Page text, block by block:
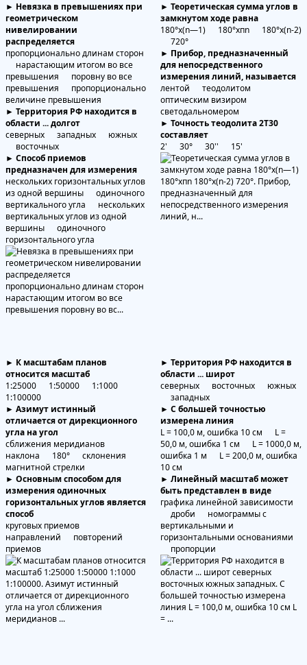
► Невязка в превышениях при
геометрическом
нивелировании
распределяется
пропорционально длинам сторон
нарастающим итогом во все
превышения поровну во все
превышения пропорционально
величине превышения
► Территория РФ находится в
области ... долгот
северных западных южных
восточных
► Способ приемов
предназначен для измерения
нескольких горизонтальных углов
из одной вершины одиночного
вертикального угла нескольких
вертикальных углов из одной
вершины одиночного
горизонтального угла
► Теоретическая сумма углов в
замкнутом ходе равна
180°х(n—1) 180°хпn 180°х(n-2)
720°
► Прибор, предназначенный
для непосредственного
измерения линий, называется
лентой теодолитом
оптическим визиром
светодальномером
► Точность теодолита 2Т30
составляет
2' 30° 30'' 15'
► К масштабам планов
относится масштаб
1:25000 1:50000 1:1000
1:100000
► Азимут истинный
отличается от дирекционного
угла на угол
сближения меридианов
наклона 180° склонения
магнитной стрелки
► Основным способом для
измерения одиночных
горизонтальных углов является
способ
круговых приемов
направлений повторений
приемов
► Территория РФ находится в
области ... широт
северных восточных южных
западных
► С большей точностью
измерена линия
L = 100,0 м, ошибка 10 см L =
50,0 м, ошибка 1 см L = 1000,0 м,
ошибка 1 м L = 200,0 м, ошибка
10 см
► Линейный масштаб может
быть представлен в виде
графика линейной зависимости
дроби номограммы с
вертикальными и
горизонтальными основаниями
пропорции